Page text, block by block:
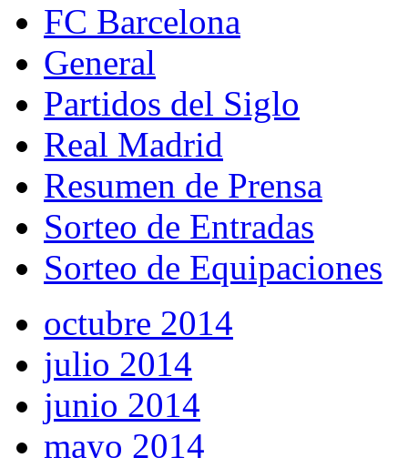
FC Barcelona
General
Partidos del Siglo
Real Madrid
Resumen de Prensa
Sorteo de Entradas
Sorteo de Equipaciones
octubre 2014
julio 2014
junio 2014
mayo 2014